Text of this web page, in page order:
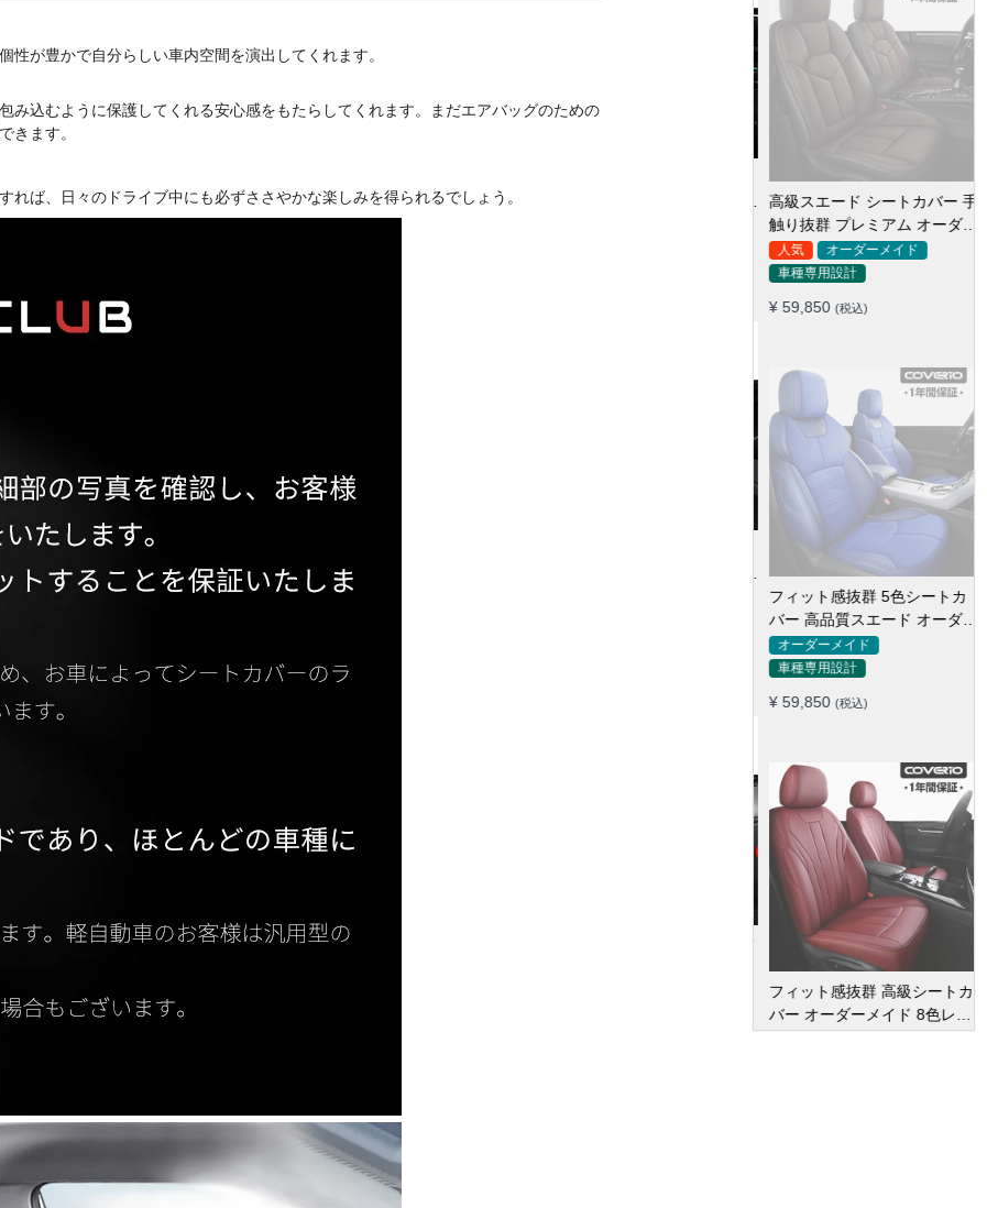
が豊かで自分らしい車内空間を演出してくれます。
込むように保護してくれる安心感をもたらしてくれます。まだエアバッグのための
きます。
ば、日々のドライブ中にも必ずささやかな楽しみを得られるでしょう。
高級スエード シートカバー 手
触り抜群 プレミアム オーダー
メイド 防水防汚 全席セット
人気
オーダーメイド
車種専用設計
¥ 59,850 (税込)
フィット感抜群 5色シートカ
バー 高品質スエード オーダー
メイド 防汚防水 耐久性
オーダーメイド
車種専用設計
¥ 59,850 (税込)
フィット感抜群 高級シートカ
バー オーダーメイド 8色レザ